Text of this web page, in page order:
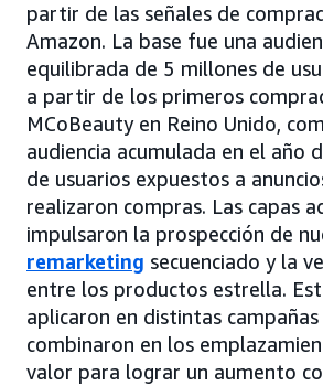
partir de las señales de
Amazon. La base fue una
equilibrada de 5 millones de
a partir de los primeros
MCoBeauty en Reino Unido,
audiencia acumulada en el año
de usuarios expuestos a
realizaron compras. Las capas
impulsaron la prospección de
remarketing secuenciado y la
entre los productos estrella.
aplicaron en distintas campañas
combinaron en los
valor para lograr un aumento